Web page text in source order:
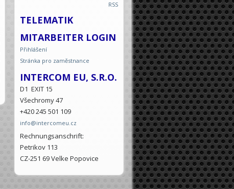
RSS
TELEMATIK
MITARBEITER LOGIN
Přihlášení
Stránka pro zaměstnance
INTERCOM EU, S.R.O.
D1 EXIT 15
Všechromy 47
+420 245 501 109
info@intercomeu.cz
Rechnungsanschrift:
Petrikov 113
CZ-251 69 Velke Popovice